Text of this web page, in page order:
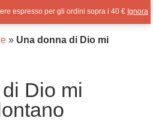
espresso per gli ordini sopra i 40 € Ignora
» Una donna di Dio mi
Dio mi